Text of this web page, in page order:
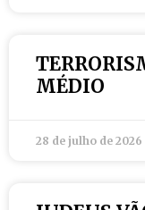
MÉDIO
28 de julho de 2026